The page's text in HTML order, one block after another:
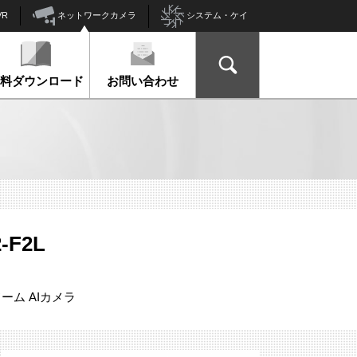
ネットワークカメラ システム・ケイ
ダウンロード お問い合わせ
F2L
ム AIカメラ